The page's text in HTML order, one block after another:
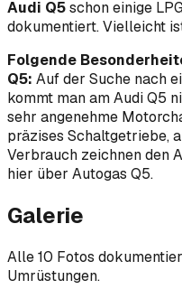
Audi Q5schon einige
dokumentiert. Vielleicht
Folgende
Q5: Auf der Suche nach
kommt man am Audi Q5
sehr angenehme
präzises Schaltgetriebe,
Verbrauch zeichnen den
hier über Autogas Q5.
Galerie
Alle10 Fotos
Umrüstungen.